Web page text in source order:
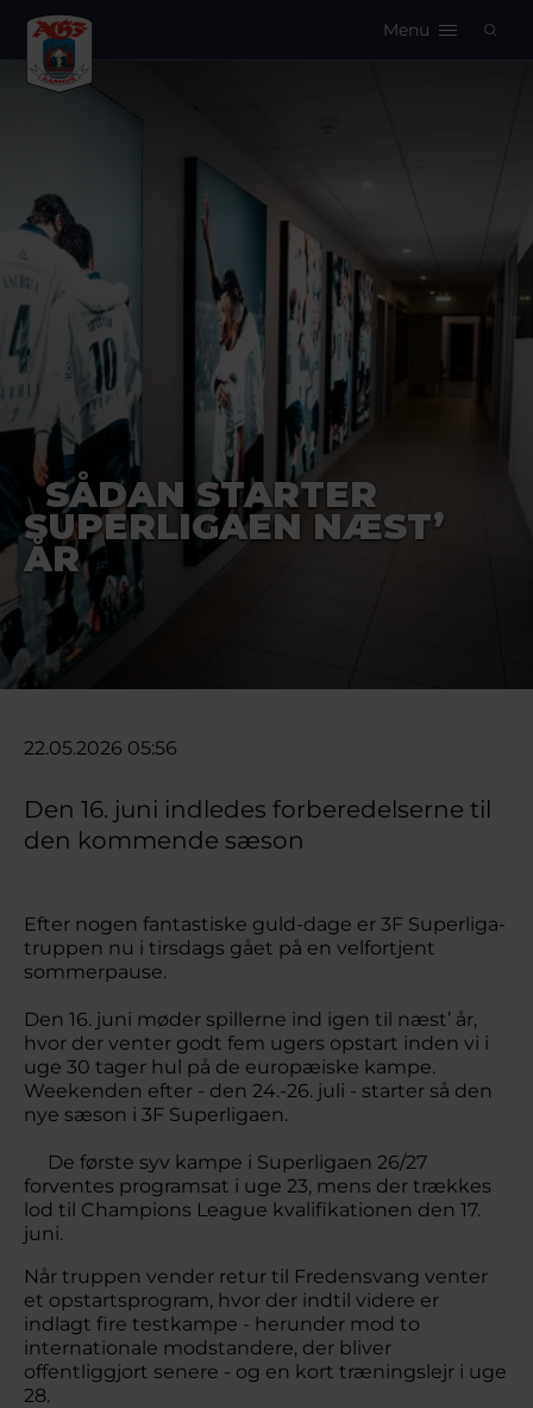
Menu
SÅDAN STARTER
SUPERLIGAEN NÆST’
ÅR
22.05.2026 05:56
Den 16. juni indledes forberedelserne til
den kommende sæson
Efter nogen fantastiske guld-dage er 3F Superliga-
truppen nu i tirsdags gået på en velfortjent
sommerpause.
Den 16. juni møder spillerne ind igen til næst’ år,
hvor der venter godt fem ugers opstart inden vi i
uge 30 tager hul på de europæiske kampe.
Weekenden efter - den 24.-26. juli - starter så den
nye sæson i 3F Superligaen.
De første syv kampe i Superligaen 26/27
forventes programsat i uge 23, mens der trækkes
lod til Champions League kvalifikationen den 17.
juni.
Når truppen vender retur til Fredensvang venter
et opstartsprogram, hvor der indtil videre er
indlagt fire testkampe - herunder mod to
internationale modstandere, der bliver
offentliggjort senere - og en kort træningslejr i uge
28.